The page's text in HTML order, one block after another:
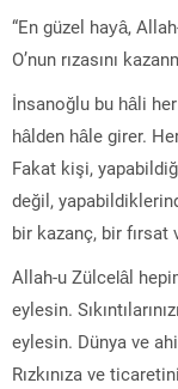
“En güzel hayâ,
O’nun rızasını
İnsanoğlu bu hâli
hâlden hâle girer.
Fakat kişi, yapabildiği
değil,
bir kazanç, bir fırsat
Allah-u Zülcelâl
eylesin.
eylesin. Dünya ve
Rızkınıza ve